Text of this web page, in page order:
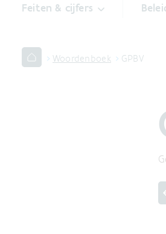
Feiten & cijfers
Woordenboek GPBV